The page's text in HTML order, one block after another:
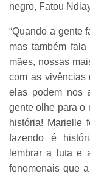
negro, Fatou
“Quando a gente
mas também
mães, nossas
com as vivências
elas podem nos
gente olhe para o
história! Marielle
fazendo é
lembrar a luta e
fenomenais que